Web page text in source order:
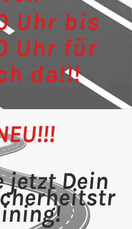
Uhr bis
Uhr für
da!!!
jetzt Dein